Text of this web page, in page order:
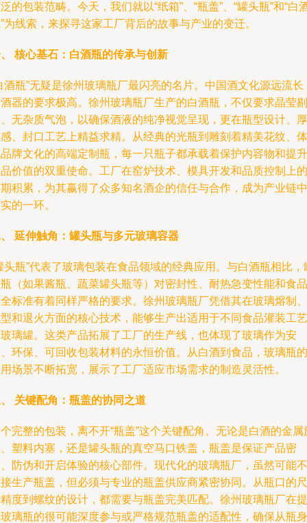
的包装范畴。今天，我们就以“纸箱”、“瓶盖”、“罐头瓶”和“白
为线索，来探寻这家工厂背后的故事与产业的变迁。
核心基石：白酒瓶的传承与创新
酒瓶”无疑是徐州玻璃瓶厂最闪亮的名片。中国酒文化源远流长
器的要求极高。徐州玻璃瓶厂生产的白酒瓶，不仅要求晶莹剔
无杂质气泡，以确保酒液的纯净视觉呈现，更在瓶型设计、厚
、封口工艺上精益求精。从经典的光瓶到雕刻着精美花纹、体
牌文化的高端定制瓶，每一只瓶子都承载着保护内容物和提升
价值的双重使命。工厂在窑炉技术、模具开发和品质控制上的
积累，为其赢得了众多知名酒企的信任与合作，成为产业链中
的一环。
延伸触角：罐头瓶与多元玻璃容器
头瓶”代表了玻璃包装在食品领域的经典应用。与白酒瓶相比，
（如果酱瓶、蔬菜罐头瓶等）对密封性、耐热急变性能和食品
标准有着同样严格的要求。徐州玻璃瓶厂凭借其在玻璃熔制、
和退火方面的核心技术，能够生产出适用于不同食品灌装工艺
璃罐。这类产品拓展了工厂的生产线，也体现了玻璃作为安
环保、可回收包装材料的永恒价值。从白酒到食品，玻璃瓶的
场景不断拓宽，展示了工厂适应市场需求的制造灵活性。
关键配角：瓶盖的协同之道
完整的包装，离不开“瓶盖”这个关键配角。无论是白酒的金属
塑料内塞，还是罐头瓶的真空马口铁盖，瓶盖是保证产品密
防伪和开启体验的核心部件。现代化的玻璃瓶厂，虽然可能不
生产瓶盖，但必须与专业的瓶盖供应商紧密协同。从瓶口的尺
度到螺纹的设计，都需要与瓶盖完美匹配。徐州玻璃瓶厂在提
璃瓶的很可能深度参与或严格规范瓶盖的适配性，确保从瓶身